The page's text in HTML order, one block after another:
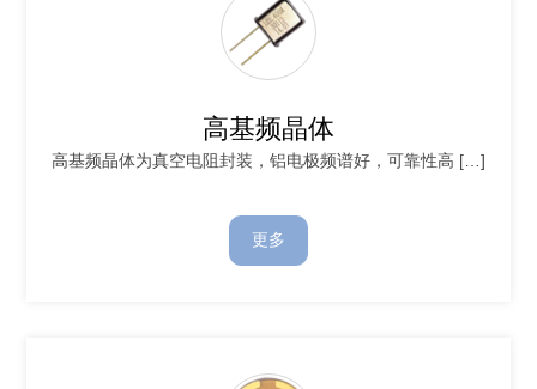
高基频晶体
高基频晶体为真空电阻封装，铝电极频谱好，可靠性高 […]
更多